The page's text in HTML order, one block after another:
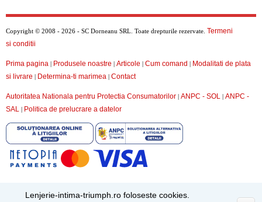
Copyright © 2008 - 2026 - SC Dorneanu SRL. Toate drepturile rezervate. Termeni
si conditii
Prima pagina | Produsele noastre | Articole | Cum comand | Modalitati de plata
si livrare | Determina-ti marimea | Contact
Autoritatea Nationala pentru Protectia Consumatorilor | ANPC - SOL | ANPC -
SAL | Politica de prelucrare a datelor
Lenjerie-intima-triumph.ro foloseste cookies.